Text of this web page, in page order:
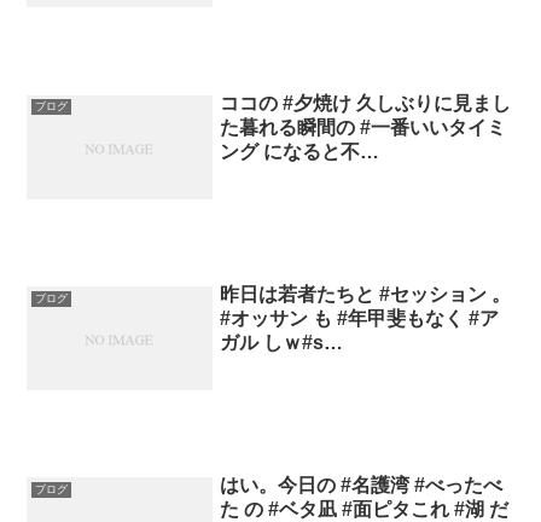
ブログ
ココの #夕焼け 久しぶりに見まし
た暮れる瞬間の #一番いいタイミ
ング になると不…
ブログ
昨日は若者たちと #セッション 。
#オッサン も #年甲斐もなく #ア
ガル しｗ#s…
ブログ
はい。今日の #名護湾 #べったべ
た の #ベタ凪 #面ピタこれ #湖 だ